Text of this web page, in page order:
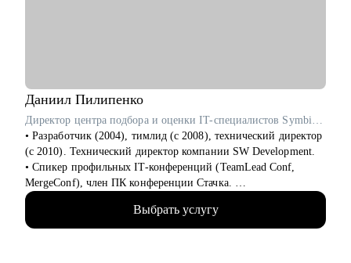
Даниил Пилипенко
Директор центра подбора и оценки IT-специалистов SymbioWay
• Разработчик (2004), тимлид (с 2008), технический директор
(с 2010). Технический директор компании SW Development.
• Спикер профильных IT-конференций (TeamLead Conf,
MergeConf), член ПК конференции Стачка.
• Автор 54 курсов и программ обучения, ведущий вебинаров,
лектор и преподаватель в Skillbox, Российском обществе
«Знание», МФТИ, РАНХиГС, АИС, ИнноТех, GeekBrains,
Выбрать услугу